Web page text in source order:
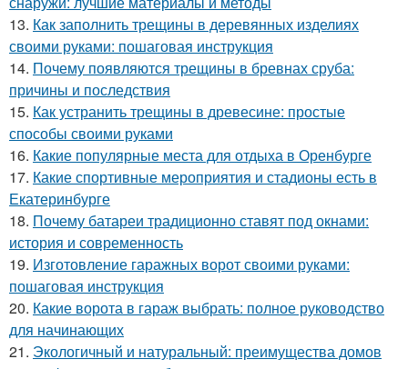
13. Как заполнить трещины в деревянных изделиях
своими руками: пошаговая инструкция
14. Почему появляются трещины в бревнах сруба:
причины и последствия
15. Как устранить трещины в древесине: простые
способы своими руками
16. Какие популярные места для отдыха в Оренбурге
17. Какие спортивные мероприятия и стадионы есть в
Екатеринбурге
18. Почему батареи традиционно ставят под окнами:
история и современность
19. Изготовление гаражных ворот своими руками:
пошаговая инструкция
20. Какие ворота в гараж выбрать: полное руководство
для начинающих
21. Экологичный и натуральный: преимущества домов